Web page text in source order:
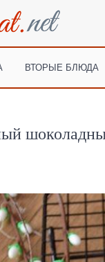
ВТОРЫЕ БЛЮДА